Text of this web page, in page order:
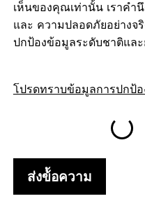
เห็นของคุณเท่านั้น เราคำ
และ ความปลอดภัยอย่างจ
ปกป้องข้อมูลระดับชาติและ
โปรดทราบข้อมูลการปกป้อ
ส่งข้้อความ